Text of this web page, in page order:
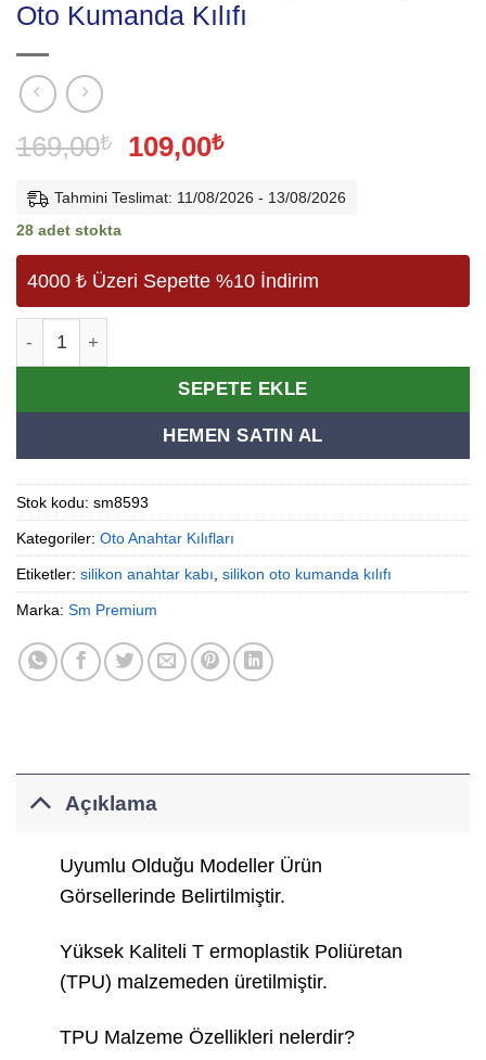
Oto Kumanda Kılıfı
169,00₺
Orijinal
169,00₺.
109,00₺Şu
fiyat:
Tahmini Teslimat: 11/08/2026 - 13/08/2026
28 adet stokta
4000 ₺ Üzeri Sepette %10 İndirim
Premium Volkswagen Seat Skoda Golf Transporter
SEPETE EKLE
HEMEN SATIN AL
Alternative:
Stok kodu: sm8593
Kategoriler: Oto Anahtar Kılıfları
Etiketler: silikon anahtar kabı silikon oto kumanda kılıfı
Marka: Sm Premium
Açıklama
Uyumlu Olduğu Modeller Ürün
Görsellerinde Belirtilmiştir.
Yüksek Kaliteli T ermoplastik Poliüretan
(TPU) malzemeden üretilmiştir.
TPU Malzeme Özellikleri nelerdir?